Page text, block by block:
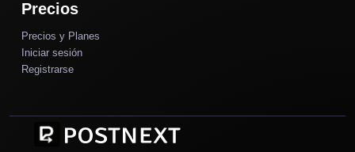
Precios
Precios y Planes
Iniciar sesión
Registrarse